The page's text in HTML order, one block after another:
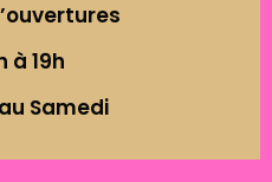
à 19h
Samedi